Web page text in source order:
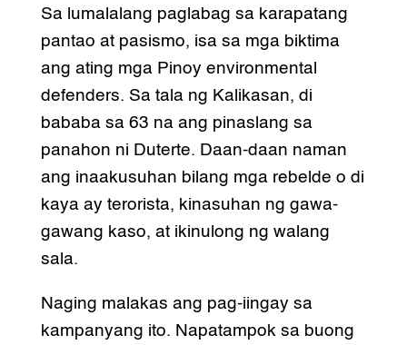
Sa lumalalang paglabag sa karapatang
pantao at pasismo, isa sa mga biktima
ang ating mga Pinoy environmental
defenders. Sa tala ng Kalikasan, di
bababa sa 63 na ang pinaslang sa
panahon ni Duterte. Daan-daan naman
ang inaakusuhan bilang mga rebelde o di
kaya ay terorista, kinasuhan ng gawa-
gawang kaso, at ikinulong ng walang
sala.
Naging malakas ang pag-iingay sa
kampanyang ito. Napatampok sa buong